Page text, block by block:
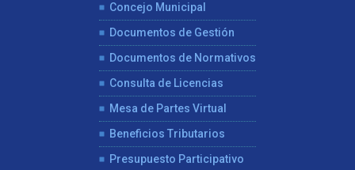
Concejo Municipal
Documentos de Gestión
Documentos de Normativos
Consulta de Licencias
Mesa de Partes Virtual
Beneficios Tributarios
Presupuesto Participativo